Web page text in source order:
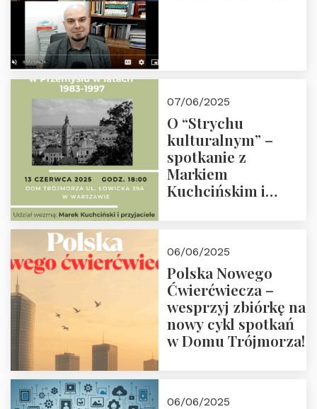
07/06/2025
O “Strychu
kulturalnym” –
spotkanie z
Markiem
Kuchcińskim i
18:00
06/06/2025
Polska Nowego
Ćwierćwiecza –
wesprzyj zbiórkę na
nowy cykl spotkań
w Domu Trójmorza!
06/06/2025